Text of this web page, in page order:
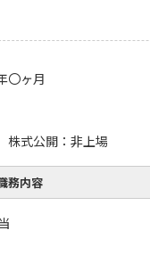
〇ヶ月
式公開：非上場
務内容